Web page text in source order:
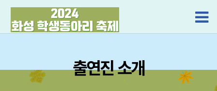
출연진 소개